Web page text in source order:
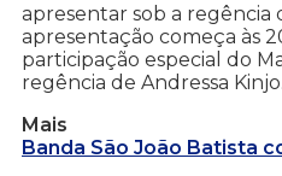
apresentar sob a regência
apresentação começa às
participação especial do
regência de Andressa Kinjo.
Mais
Banda São João Batista